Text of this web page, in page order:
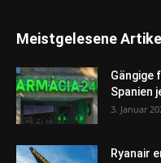
Meistgelesene Artikel
Gängige
Spanien
3. Januar
Ryanair